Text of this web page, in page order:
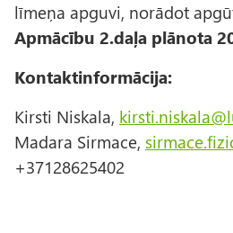
līmeņa apguvi, norādot
Apmācību 2.daļa plānota
Kontaktinformācija:
Kirsti Niskala,
Madara Sirmace,
+37128625402